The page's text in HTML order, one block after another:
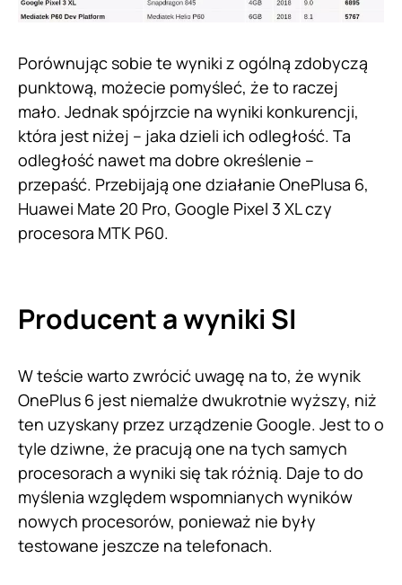
Porównując sobie te wyniki z ogólną zdobyczą
punktową, możecie pomyśleć, że to raczej
mało. Jednak spójrzcie na wyniki konkurencji,
która jest niżej – jaka dzieli ich odległość. Ta
odległość nawet ma dobre określenie –
przepaść. Przebijają one działanie OnePlusa 6,
Huawei Mate 20 Pro, Google Pixel 3 XL czy
procesora MTK P60.
Producent a wyniki SI
W teście warto zwrócić uwagę na to, że wynik
OnePlus 6 jest niemalże dwukrotnie wyższy, niż
ten uzyskany przez urządzenie Google. Jest to o
tyle dziwne, że pracują one na tych samych
procesorach a wyniki się tak różnią. Daje to do
myślenia względem wspomnianych wyników
nowych procesorów, ponieważ nie były
testowane jeszcze na telefonach.